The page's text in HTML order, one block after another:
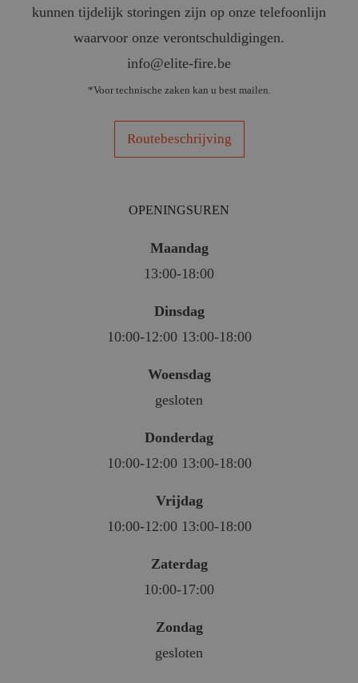
kunnen tijdelijk storingen zijn op onze telefoonlijn
waarvoor onze verontschuldigingen.
info@elite-fire.be
*Voor technische zaken kan u best mailen.
Routebeschrijving
OPENINGSUREN
Maandag
13:00-18:00
Dinsdag
10:00-12:00 13:00-18:00
Woensdag
gesloten
Donderdag
10:00-12:00 13:00-18:00
Vrijdag
10:00-12:00 13:00-18:00
Zaterdag
10:00-17:00
Zondag
gesloten